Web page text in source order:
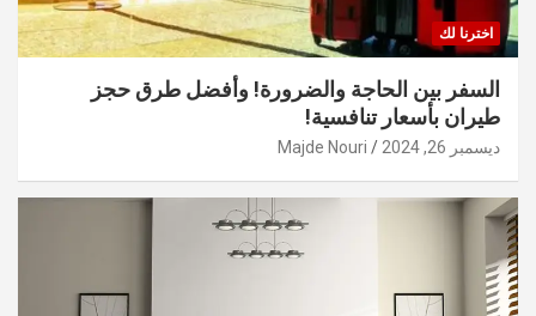
اخترنا لك
السفر بين الحاجة والضرورة! وأفضل طرق حجز
طيران بأسعار تنافسية!
ديسمبر 26, 2024 Majde Nouri